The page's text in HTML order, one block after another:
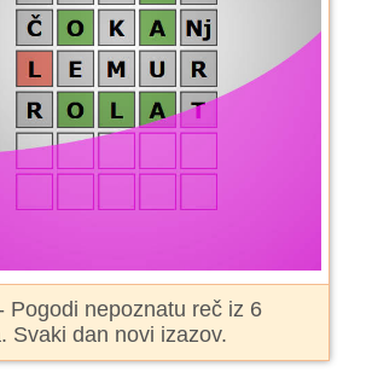
Pogodi nepoznatu reč iz 6
Svaki dan novi izazov.